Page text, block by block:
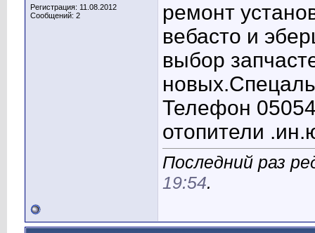
Регистрация: 11.08.2012
Сообщений: 2
ремонт
вебасто и
выбор
Телефон
отопители
Последний раз
19:54.